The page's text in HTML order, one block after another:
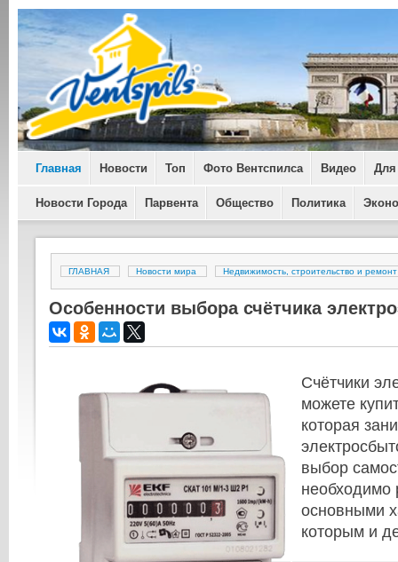
Главная Новости Топ Фото Вентспилса Видео Для
Новости Города Парвента Общество Политика
ГЛАВНАЯ Новости мира Недвижимость, строительство и ремонт
Особенности выбора счётчика
Счётчики
можете
которая
выбор
необходимо
основными
которым и